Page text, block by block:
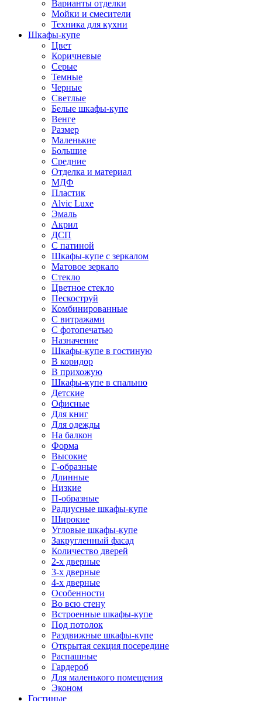
Варианты отделки
Мойки и смесители
Техника для кухни
Шкафы-купе
Цвет
Коричневые
Серые
Темные
Черные
Светлые
Белые шкафы-купе
Венге
Размер
Маленькие
Большие
Средние
Отделка и материал
МДФ
Пластик
Alvic Luxe
Эмаль
Акрил
ДСП
С патиной
Шкафы-купе с зеркалом
Матовое зеркало
Стекло
Цветное стекло
Пескоструй
Комбинированные
С витражами
С фотопечатью
Назначение
Шкафы-купе в гостиную
В коридор
В прихожую
Шкафы-купе в спальню
Детские
Офисные
Для книг
Для одежды
На балкон
Форма
Высокие
Г-образные
Длинные
Низкие
П-образные
Радиусные шкафы-купе
Широкие
Угловые шкафы-купе
Закругленный фасад
Количество дверей
2-х дверные
3-х дверные
4-х дверные
Особенности
Во всю стену
Встроенные шкафы-купе
Под потолок
Раздвижные шкафы-купе
Открытая секция посередине
Распашные
Гардероб
Для маленького помещения
Эконом
Гостиные